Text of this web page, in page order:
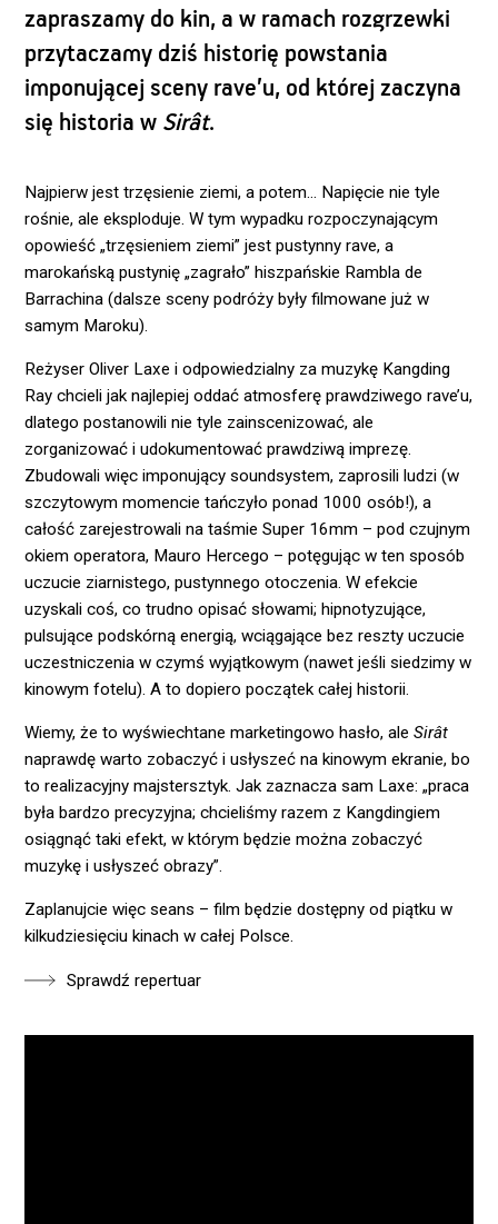
zapraszamy do kin, a w ramach rozgrzewki
przytaczamy dziś historię powstania
imponującej sceny rave’u, od której zaczyna
się historia w Sirât.
Najpierw jest trzęsienie ziemi, a potem… Napięcie nie tyle
rośnie, ale eksploduje. W tym wypadku rozpoczynającym
opowieść „trzęsieniem ziemi” jest pustynny rave, a
marokańską pustynię „zagrało” hiszpańskie Rambla de
Barrachina (dalsze sceny podróży były filmowane już w
samym Maroku).
Reżyser Oliver Laxe i odpowiedzialny za muzykę Kangding
Ray chcieli jak najlepiej oddać atmosferę prawdziwego rave’u,
dlatego postanowili nie tyle zainscenizować, ale
zorganizować i udokumentować prawdziwą imprezę.
Zbudowali więc imponujący soundsystem, zaprosili ludzi (w
szczytowym momencie tańczyło ponad 1000 osób!), a
całość zarejestrowali na taśmie Super 16mm – pod czujnym
okiem operatora, Mauro Hercego – potęgując w ten sposób
uczucie ziarnistego, pustynnego otoczenia. W efekcie
uzyskali coś, co trudno opisać słowami; hipnotyzujące,
pulsujące podskórną energią, wciągające bez reszty uczucie
uczestniczenia w czymś wyjątkowym (nawet jeśli siedzimy w
kinowym fotelu). A to dopiero początek całej historii.
Wiemy, że to wyświechtane marketingowo hasło, ale Sirât
naprawdę warto zobaczyć i usłyszeć na kinowym ekranie, bo
to realizacyjny majstersztyk. Jak zaznacza sam Laxe: „praca
była bardzo precyzyjna; chcieliśmy razem z Kangdingiem
osiągnąć taki efekt, w którym będzie można zobaczyć
muzykę i usłyszeć obrazy”.
Zaplanujcie więc seans – film będzie dostępny od piątku w
kilkudziesięciu kinach w całej Polsce.
Sprawdź repertuar